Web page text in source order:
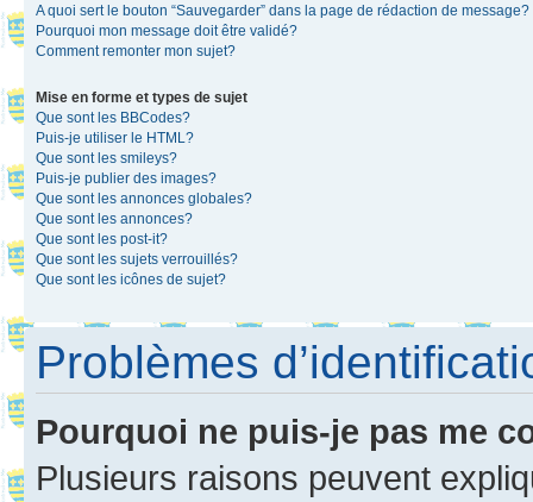
A quoi sert le bouton “Sauvegarder” dans la page de rédaction de message?
Pourquoi mon message doit être validé?
Comment remonter mon sujet?
Mise en forme et types de sujet
Que sont les BBCodes?
Puis-je utiliser le HTML?
Que sont les smileys?
Puis-je publier des images?
Que sont les annonces globales?
Que sont les annonces?
Que sont les post-it?
Que sont les sujets verrouillés?
Que sont les icônes de sujet?
Problèmes
Pourquoi ne puis-je pas me
Plusieurs raisons peuvent